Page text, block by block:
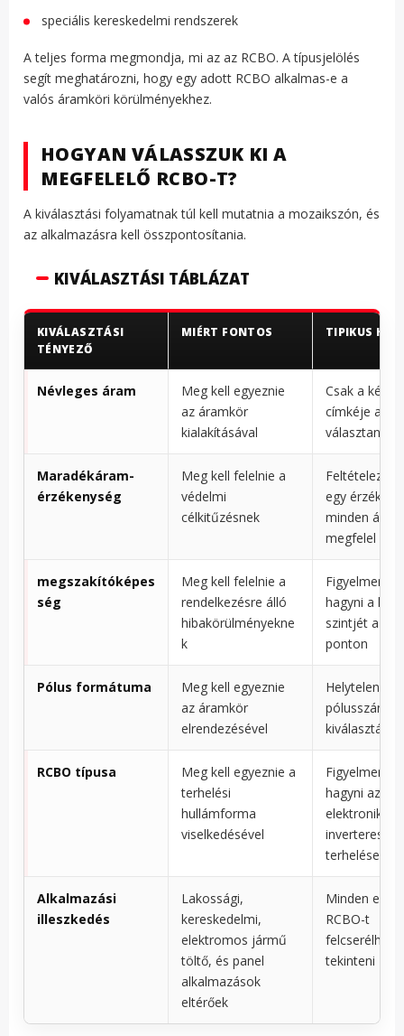
speciális kereskedelmi rendszerek
A teljes forma megmondja, mi az az RCBO. A típusjelölés
segít meghatározni, hogy egy adott RCBO alkalmas-e a
valós áramköri körülményekhez.
HOGYAN VÁLASSZUK KI A
MEGFELELŐ RCBO-T?
A kiválasztási folyamatnak túl kell mutatnia a mozaikszón, és
az alkalmazásra kell összpontosítania.
KIVÁLASZTÁSI TÁBLÁZAT
KIVÁLASZTÁSI
TÉNYEZŐ
MIÉRT FONTOS TIPIKUS HIBA
Névleges áram
Meg kell egyeznie
az áramkör
kialakításával
Csak a
címkéje
választani
Maradékáram-
érzékenység
Meg kell felelnie a
védelmi
célkitűzésnek
Feltételezni,
egy
minden
megfelel
megszakítóképes
ség
Meg kell felelnie a
rendelkezésre álló
hibakörülményekne
k
Figyelmen
hagyni a hiba
szintjét a
ponton
Pólus formátuma
Meg kell egyeznie
az áramkör
elrendezésével
Helytelen
pólusszám
kiválasztása
RCBO típusa
Meg kell egyeznie a
terhelési
hullámforma
viselkedésével
Figyelmen
hagyni az
elektronikus
inverteres
terheléseket
Alkalmazási
illeszkedés
Lakossági,
kereskedelmi,
elektromos jármű
töltő, és panel
alkalmazások
eltérőek
Minden
RCBO-t
tekinteni